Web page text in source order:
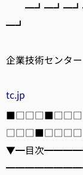
━┛
編集/
企業技術センター
tc.jp
▼━目次